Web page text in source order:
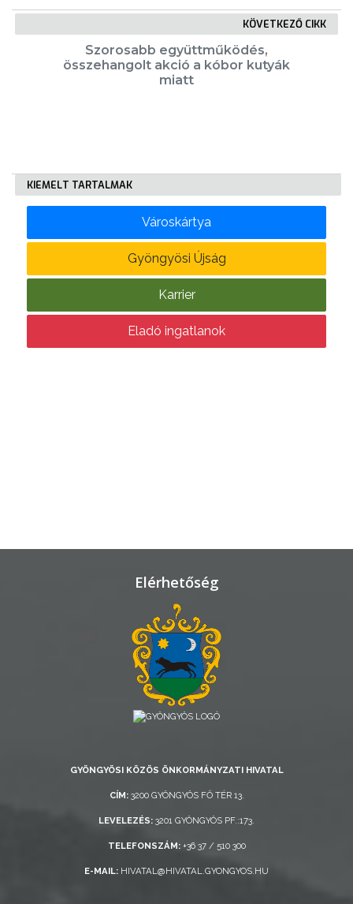
STRATÉGIÁK
VÁROSHÁZA
ÖNKORMÁNYZATI
NYOMTATVÁNYOK
TESTÜLETI
KÖVETKEZŐ CIKK
Szorosabb együttműködés,
összehangolt akció a kóbor kutyák
miatt
KIEMELT TARTALMAK
Városkártya
Gyöngyösi Újság
Karrier
Eladó ingatlanok
Elérhetőség
GYÖNGYÖSI KÖZÖS ÖNKORMÁNYZATI HIVATAL
CÍM:3200 GYÖNGYÖS FŐ TÉR 13.
LEVELEZÉS: 3201 GYÖNGYÖS PF.:173.
TELEFONSZÁM:+36 37 / 510 300
E-MAIL: HIVATAL@HIVATAL.GYONGYOS.HU